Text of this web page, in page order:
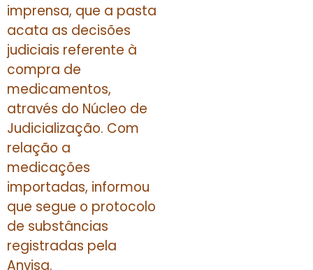
imprensa, que a pasta
acata as decisões
judiciais referente à
compra de
medicamentos,
através do Núcleo de
Judicialização. Com
relação a
medicações
importadas, informou
que segue o protocolo
de substâncias
registradas pela
Anvisa.